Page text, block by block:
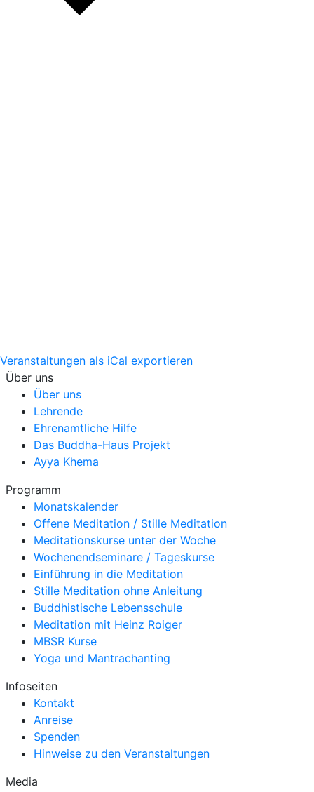
Veranstaltungen als iCal exportieren
Über uns
Über uns
Lehrende
Ehrenamtliche Hilfe
Das Buddha-Haus Projekt
Ayya Khema
Programm
Monatskalender
Offene Meditation / Stille Meditation
Meditationskurse unter der Woche
Wochenendseminare / Tageskurse
Einführung in die Meditation
Stille Meditation ohne Anleitung
Buddhistische Lebensschule
Meditation mit Heinz Roiger
MBSR Kurse
Yoga und Mantrachanting
Infoseiten
Kontakt
Anreise
Spenden
Hinweise zu den Veranstaltungen
Media